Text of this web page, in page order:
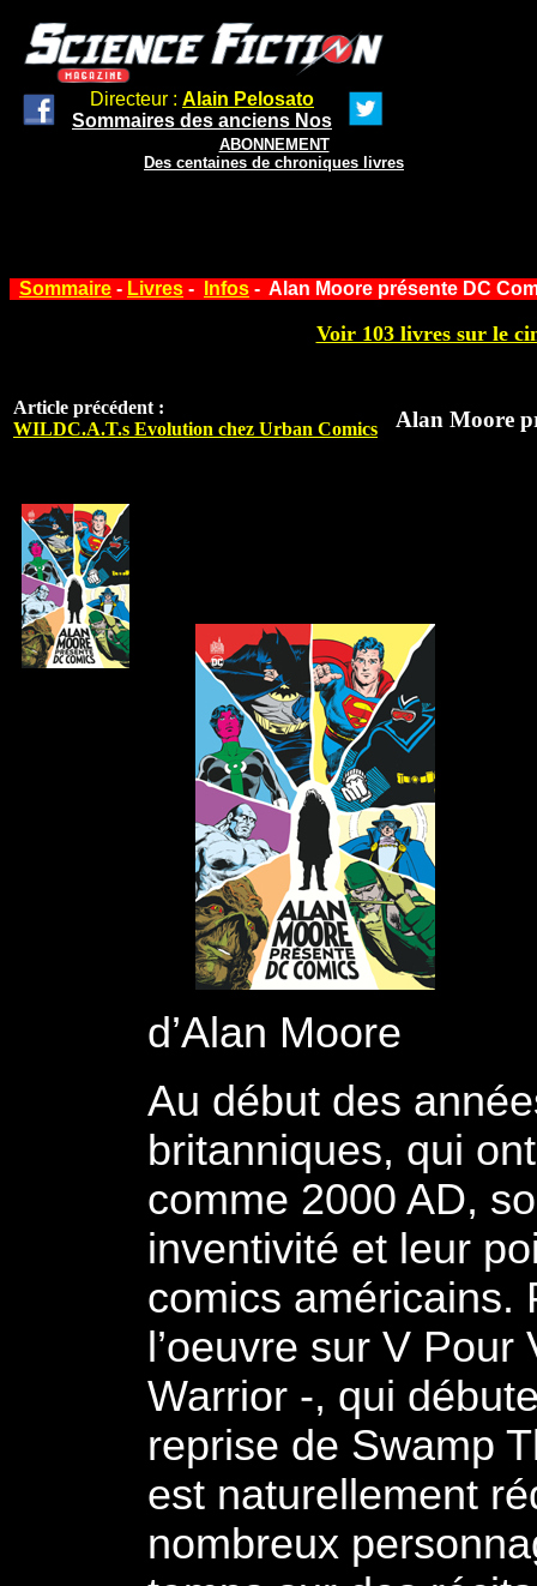
Directeur : Alain Pelosato
Sommaires des anciens Nos
ABONNEMENT
Des centaines de chroniques livres
Sommaire - Livres - Infos - Alan Moore présente DC
Voir 103 livres sur le
Article précédent :
WILDC.A.T.s Evolution chez Urban Comics
Alan Moore
d’Alan Moore
Au début des
britanniques, qui
comme 2000 AD,
inventivité et leur
comics américains.
l’oeuvre sur V
Warrior -, qui
reprise de Swamp
est naturellement
nombreux